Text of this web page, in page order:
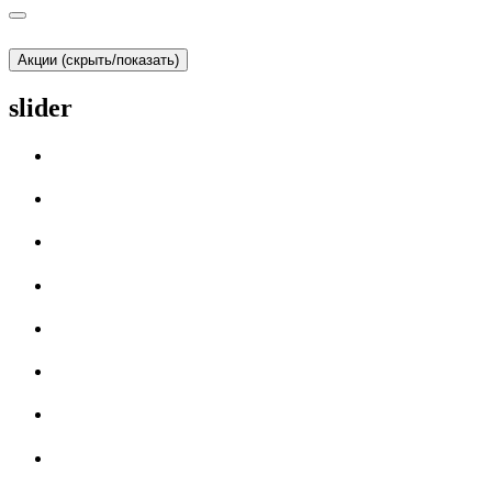
Акции (скрыть/показать)
slider